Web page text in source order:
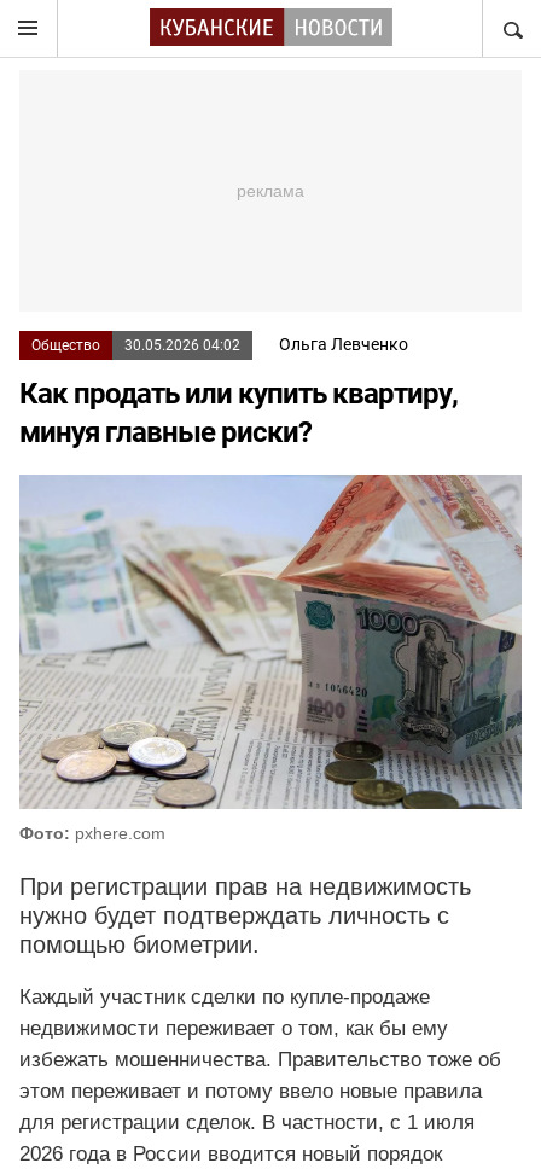
Общество 30.05.2026 04:02 Ольга Левченко
Как продать или купить квартиру,
минуя главные риски?
Фото: pxhere.com
При регистрации прав на недвижимость
нужно будет подтверждать личность с
помощью биометрии.
Каждый участник сделки по купле-продаже
недвижимости переживает о том, как бы ему
избежать мошенничества. Правительство тоже об
этом переживает и потому ввело новые правила
для регистрации сделок. В частности, с 1 июля
2026 года в России вводится новый порядок